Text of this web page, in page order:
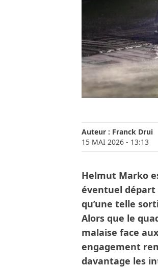
Auteur : Franck Drui
15 MAI 2026 - 13:13
Helmut Marko
éventuel départ
qu’une telle
Alors que le
malaise face
engagement
davantage les